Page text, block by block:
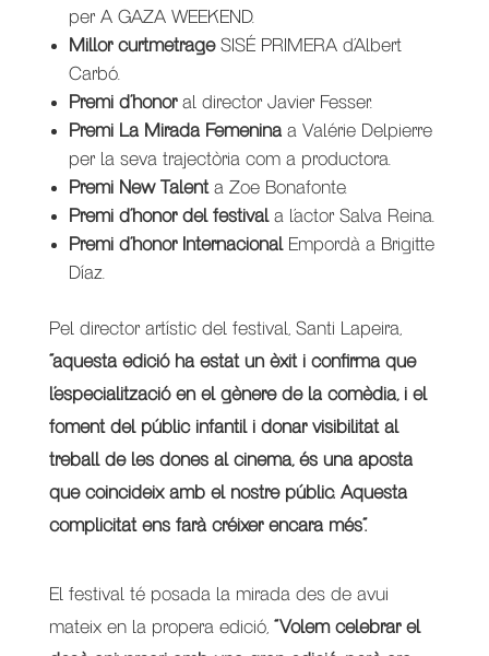
per A GAZA WEEKEND.
Millor curtmetrageSISÉ PRIMERA d’Albert
Carbó.
Premi d’honoral director Javier Fesser.
Premi La Mirada Femeninaa Valérie Delpierre
per la seva trajectòria com a productora.
Premi New Talenta Zoe Bonafonte.
Premi d’honor del festivala l’actor Salva Reina.
Premi d’honor InternacionalEmpordà a Brigitte
Díaz.
Pel director artístic del festival, Santi Lapeira,
“aquesta edició ha estat un èxit i confirma que
l’especialització en el gènere de la comèdia, i el
foment del públic infantil i donar visibilitat al
treball de les dones al cinema, és una aposta
que coincideix amb el nostre públic. Aquesta
complicitat ens farà créixer encara més”.
El festival té posada la mirada des de avui
mateix en la propera edició, “Volem celebrar el